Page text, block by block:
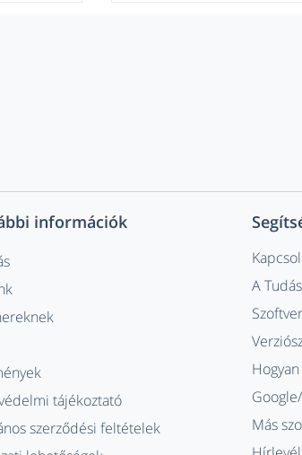
információk
tájékoztató
szerződési feltételek
A
Más